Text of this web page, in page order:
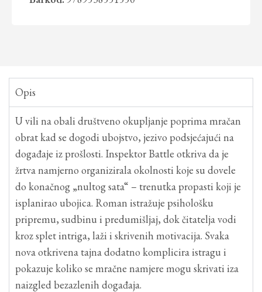
Opis
U vili na obali društveno okupljanje poprima mračan
obrat kad se dogodi ubojstvo, jezivo podsjećajući na
događaje iz prošlosti. Inspektor Battle otkriva da je
žrtva namjerno organizirala okolnosti koje su dovele
do konačnog „nultog sata“ – trenutka propasti koji je
isplanirao ubojica. Roman istražuje psihološku
pripremu, sudbinu i predumišljaj, dok čitatelja vodi
kroz splet intriga, laži i skrivenih motivacija. Svaka
nova otkrivena tajna dodatno komplicira istragu i
pokazuje koliko se mračne namjere mogu skrivati iza
naizgled bezazlenih događaja.